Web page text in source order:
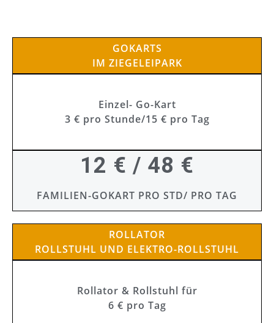
GOKARTS
IM ZIEGELEIPARK
Einzel- Go-Kart
3 € pro Stunde/15 € pro Tag
12 € / 48 €
FAMILIEN-GOKART PRO STD/ PRO TAG
ROLLATOR
ROLLSTUHL UND ELEKTRO-ROLLSTUHL
Rollator & Rollstuhl für
6 € pro Tag